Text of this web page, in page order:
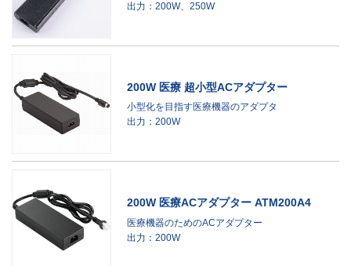
出力：200W、250W
200W 医療 超小型ACアダプター
小型化を目指す医療機器のアダプタ
出力：200W
200W 医療ACアダプター ATM200A4
医療機器のためのACアダプター
出力：200W